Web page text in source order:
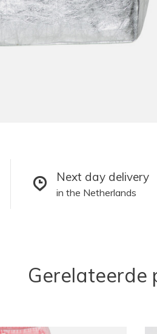
Next day delivery
in the Netherlands
Gerelateerde